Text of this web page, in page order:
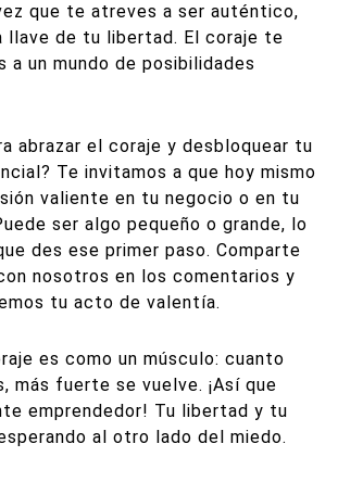
que te atreves a ser auténtico,
llave de tu libertad. El coraje te
a un mundo de posibilidades
abrazar el coraje y desbloquear tu
Te invitamos a que hoy mismo
valiente en tu negocio o en tu
ser algo pequeño o grande, lo
des ese primer paso. Comparte
nosotros en los comentarios y
tu acto de valentía.
es como un músculo: cuanto
más fuerte se vuelve. ¡Así que
emprendedor! Tu libertad y tu
al otro lado del miedo.